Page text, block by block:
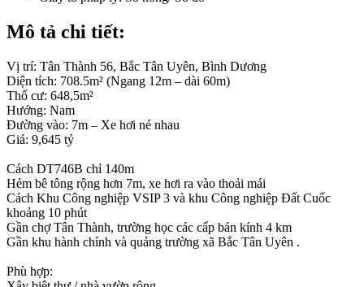
Mô tả chi tiết:
Vị trí: Tân Thành 56, Bắc Tân Uyên, Bình Dương
Diện tích: 708.5m² (Ngang 12m – dài 60m)
Thổ cư: 648,5m²
Hướng: Nam
Đường vào: 7m – Xe hơi né nhau
Giá: 9,645 tỷ
Cách DT746B chỉ 140m
Hẻm bê tông rộng hơn 7m, xe hơi ra vào thoải mái
Cách Khu Công nghiệp VSIP 3 và khu Công nghiệp Đất Cuốc
khoảng 10 phút
Gần chợ Tân Thành, trường học các cấp bán kính 4 km
Gần khu hành chính và quảng trường xã Bắc Tân Uyên .
Phù hợp: